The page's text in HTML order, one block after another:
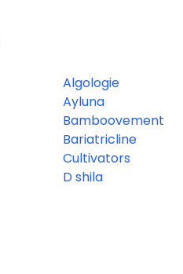
Algologie
Ayluna
Bamboovement
Bariatricline
Cultivators
D shila